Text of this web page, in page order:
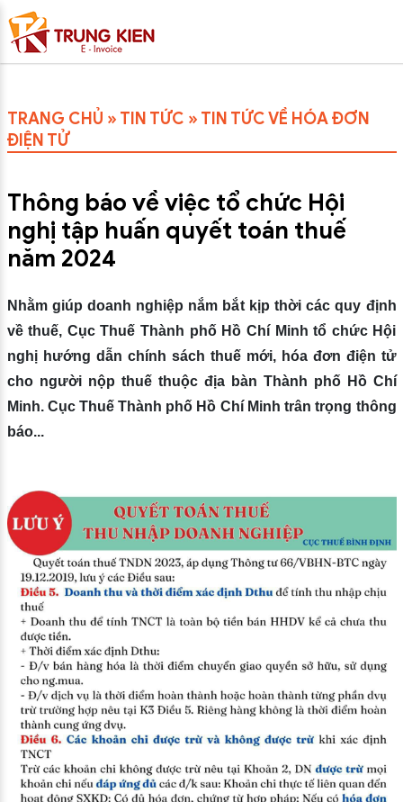
TRANG CHỦ » TIN TỨC » TIN TỨC VỀ HÓA ĐƠN
ĐIỆN TỬ
Thông báo về việc tổ chức Hội
nghị tập huấn quyết toán thuế
năm 2024
Nhằm giúp doanh nghiệp nắm bắt kịp thời các quy định
về thuế, Cục Thuế Thành phố Hồ Chí Minh tổ chức Hội
nghị hướng dẫn chính sách thuế mới, hóa đơn điện tử
cho người nộp thuế thuộc địa bàn Thành phố Hồ Chí
Minh. Cục Thuế Thành phố Hồ Chí Minh trân trọng thông
báo...